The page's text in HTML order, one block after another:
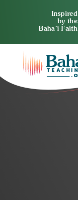
Inspired
by the
Baha’i Faith